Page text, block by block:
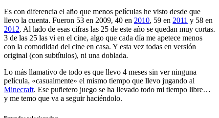
Es con diferencia el año que menos películas he visto desde que
llevo la cuenta. Fueron 53 en 2009, 40 en 2010, 59 en 2011 y 58 en
2012. Al lado de esas cifras las 25 de este año se quedan muy cortas.
3 de las 25 las vi en el cine, algo que cada día me apetece menos
con la comodidad del cine en casa. Y esta vez todas en versión
original (con subtítulos), ni una doblada.
Lo más llamativo de todo es que llevo 4 meses sin ver ninguna
película, «casualmente» el mismo tiempo que llevo jugando al
Minecraft. Ese puñetero juego se ha llevado todo mi tiempo libre…
y me temo que va a seguir haciéndolo.